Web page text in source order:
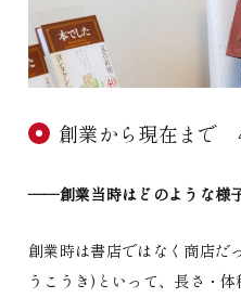
創業から現在まで
――創業当時はどのような様
創業時は書店ではなく商店だ
うこうき)といって、長さ・